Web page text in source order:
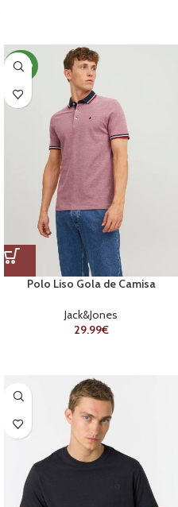
NOVO
Polo Liso Gola de Camisa
Jack&Jones
29.99€